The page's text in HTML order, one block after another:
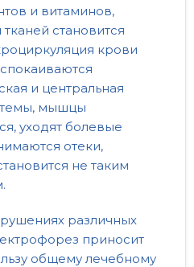
и витаминов,
становится
крови
и центральная
мышцы
уходят болевые
отеки,
не таким
различных
приносит
общему лечебному